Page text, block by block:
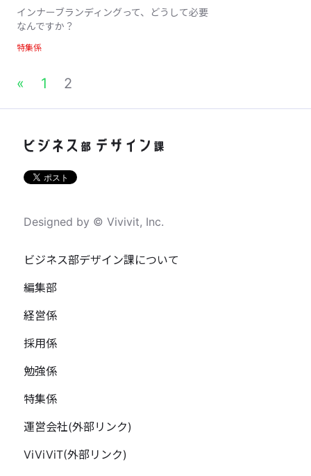
インナーブランディングって、どうして必要
なんですか？
特集係
« 1 2
Designed by © Vivivit, Inc.
ビジネス部デザイン課について
編集部
経営係
採用係
勉強係
特集係
運営会社(外部リンク)
ViViViT(外部リンク)